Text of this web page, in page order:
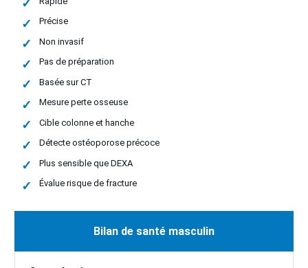
Précise
Non invasif
Pas de préparation
Basée sur CT
Mesure perte osseuse
Cible colonne et hanche
Détecte ostéoporose précoce
Plus sensible que DEXA
Évalue risque de fracture
Bilan de santé masculin